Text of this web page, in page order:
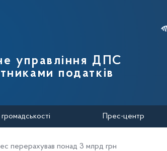
України
управління ДПС
податків
Прес-центр
перерахував понад 3 млрд грн